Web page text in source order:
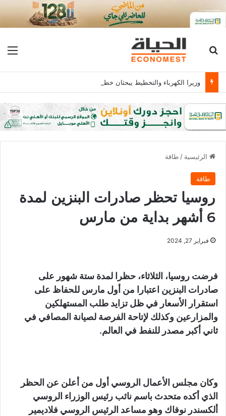
بحث عن
الرئيسية / طاقة
طاقة
روسيا تحظر صادرات البنزين لمدة
6 أشهر بداية من مارس
فبراير 27, 2024
فرضت روسيا، الثلاثاء، حظرا لمدة ستة شهور على
صادرات البنزين اعتبارا من أول مارس للحفاظ على
استقرار الأسعار في ظل تزايد طلب المستهلكين
والمزارعين وكذلك لإتاحة الفرصة لصيانة المصافي في
ثاني أكبر مصدر للنفط في العالم.
وكان مجلس الأعمال الروسي أول من أعلن عن الحظر
الذي أكده متحدث باسم نائب رئيس الوزراء الروسي
ألكسندر نوفاك وهو مساعد الرئيس الروسي فلاديمير